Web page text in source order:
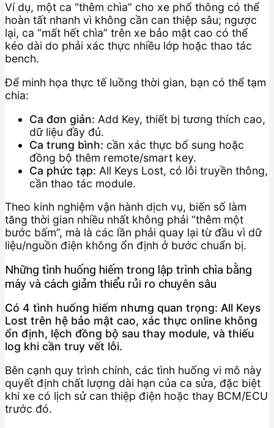
Ví dụ, một ca “thêm chìa” cho xe phổ thông có thể
hoàn tất nhanh vì không cần can thiệp sâu; ngược
lại, ca “mất hết chìa” trên xe bảo mật cao có thể
kéo dài do phải xác thực nhiều lớp hoặc thao tác
bench.
Để minh họa thực tế luồng thời gian, bạn có thể tạm
chia:
Ca đơn giản: Add Key, thiết bị tương thích cao,
dữ liệu đầy đủ.
Ca trung bình: cần xác thực bổ sung hoặc
đồng bộ thêm remote/smart key.
Ca phức tạp: All Keys Lost, có lỗi truyền thông,
cần thao tác module.
Theo kinh nghiệm vận hành dịch vụ, biến số làm
tăng thời gian nhiều nhất không phải “thêm một
bước bấm”, mà là các lần phải quay lại từ đầu vì dữ
liệu/nguồn điện không ổn định ở bước chuẩn bị.
Những tình huống hiếm trong lập trình chìa bằng
máy và cách giảm thiểu rủi ro chuyên sâu
Có 4 tình huống hiếm nhưng quan trọng: All Keys
Lost trên hệ bảo mật cao, xác thực online không
ổn định, lệch đồng bộ sau thay module, và thiếu
log khi cần truy vết lỗi.
Bên cạnh quy trình chính, các tình huống vi mô này
quyết định chất lượng dài hạn của ca sửa, đặc biệt
khi xe có lịch sử can thiệp điện hoặc thay BCM/ECU
trước đó.